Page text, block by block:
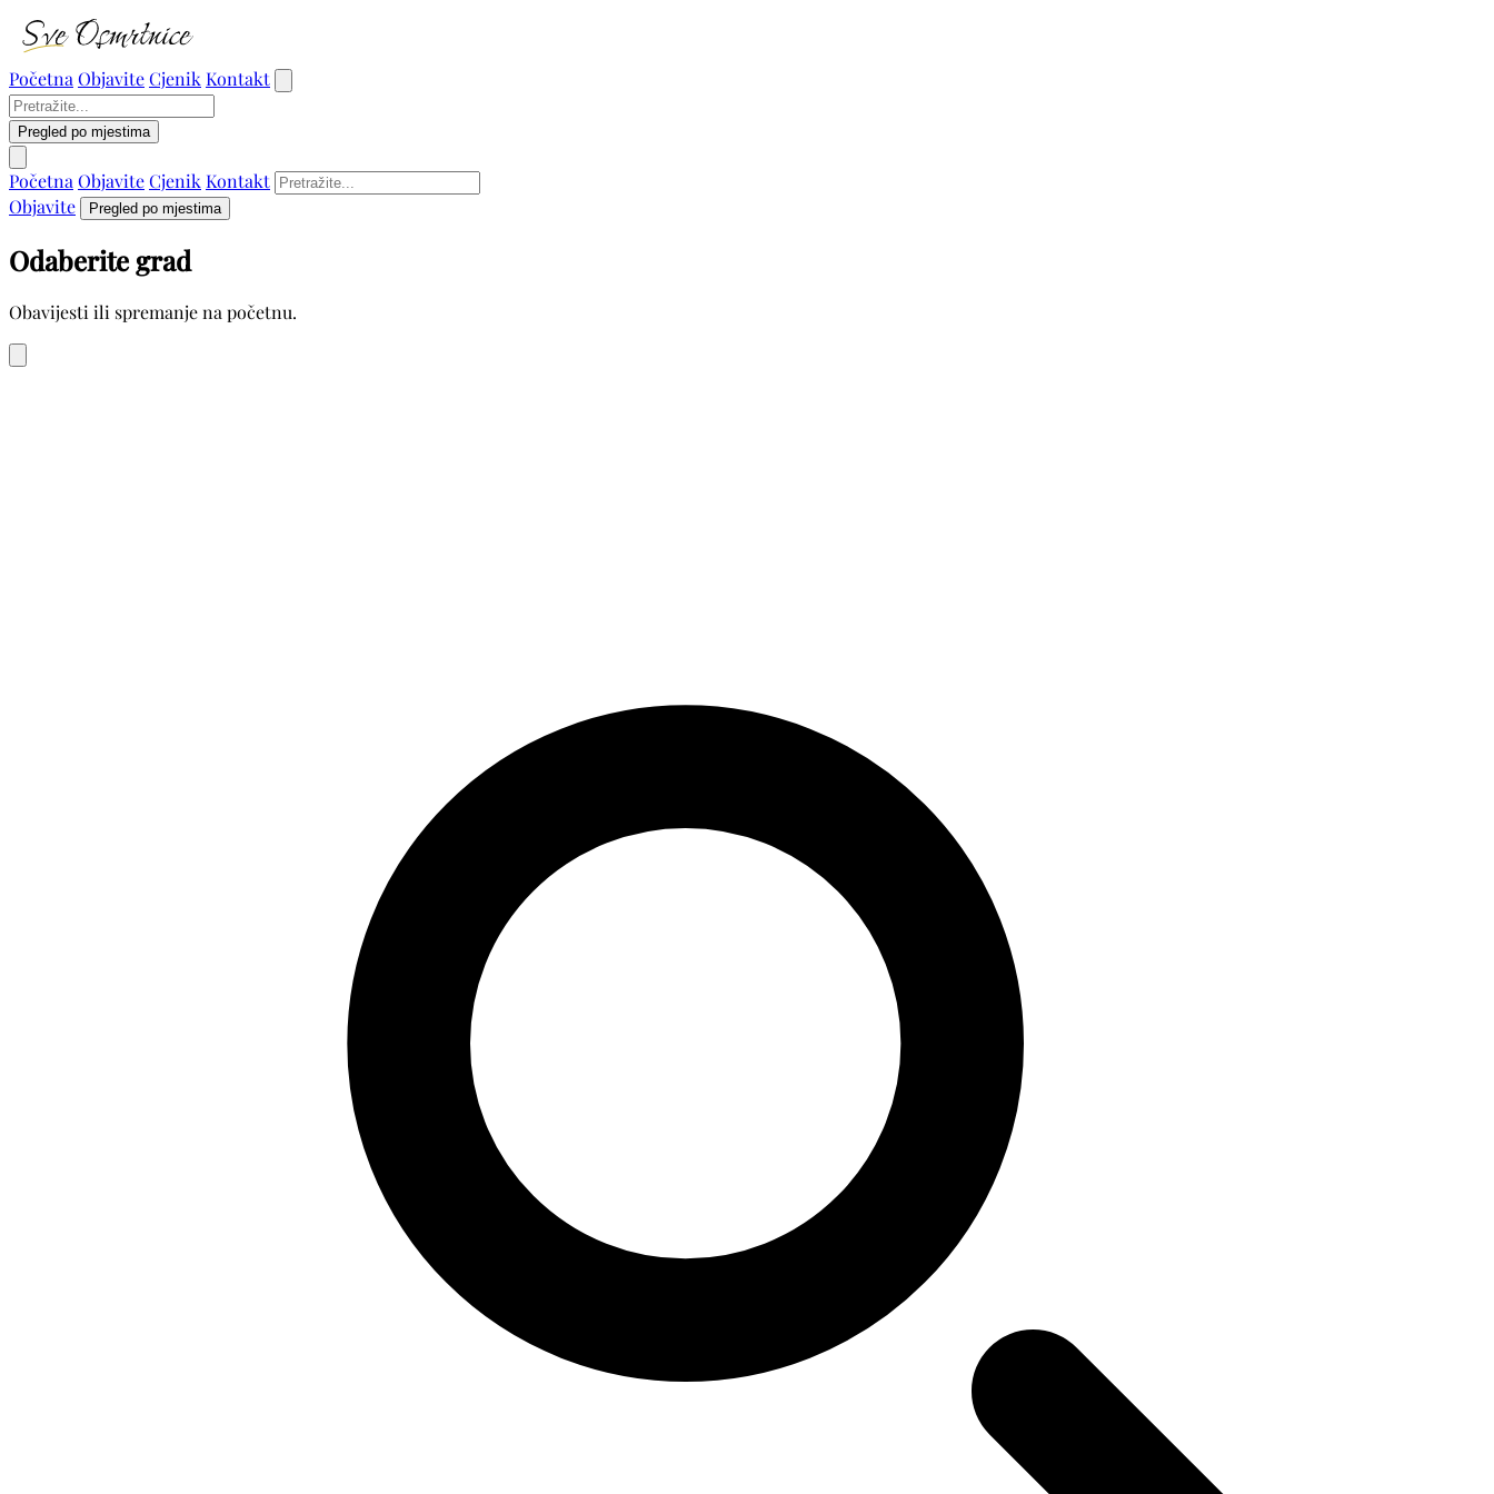
Početna ObjaviteCjenik Kontakt
Pregled po mjestima
Početna ObjaviteCjenik Kontakt
Objavite
Pregled po mjestima
Odaberite grad
Obavijesti ili spremanje na početnu.